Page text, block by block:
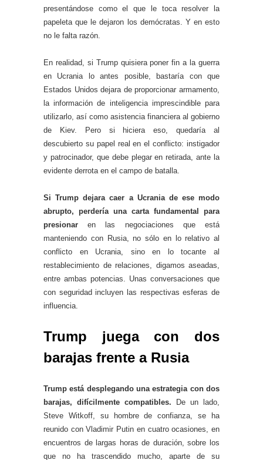
presentándose como el que le toca resolver la
papeleta que le dejaron los demócratas. Y en esto
no le falta razón.
En realidad, si Trump quisiera poner fin a la guerra
en Ucrania lo antes posible, bastaría con que
Estados Unidos dejara de proporcionar armamento,
la información de inteligencia imprescindible para
utilizarlo, así como asistencia financiera al gobierno
de Kiev. Pero si hiciera eso, quedaría al
descubierto su papel real en el conflicto: instigador
y patrocinador, que debe plegar en retirada, ante la
evidente derrota en el campo de batalla.
Si Trump dejara caer a Ucrania de ese modo
abrupto, perdería una carta fundamental para
presionaren las negociaciones que está
manteniendo con Rusia, no sólo en lo relativo al
conflicto en Ucrania, sino en lo tocante al
restablecimiento de relaciones, digamos aseadas,
entre ambas potencias. Unas conversaciones que
con seguridad incluyen las respectivas esferas de
influencia.
Trump juega con dos
barajas frente a Rusia
Trump está desplegando una estrategia con dos
barajas, difícilmente compatibles. De un lado,
Steve Witkoff, su hombre de confianza, se ha
reunido con Vladimir Putin en cuatro ocasiones, en
encuentros de largas horas de duración, sobre los
que no ha trascendido mucho, aparte de su